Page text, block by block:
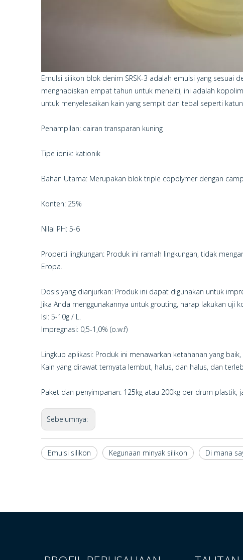
Emulsi silikon blok denim SRSK-3 adalah emulsi yang sesuai
menghabiskan empat tahun untuk meneliti, ini adalah
untuk menyelesaikan kain yang sempit dan tebal seperti
Penampilan: cairan transparan kuning
Tipe ionik: kationik
Bahan Utama: Merupakan blok triple copolymer dengan
Konten: 25%
Nilai PH: 5-6
Properti lingkungan: Produk ini ramah lingkungan, tidak
Eropa.
Dosis yang dianjurkan: Produk ini dapat digunakan untuk
Jika Anda menggunakannya untuk grouting, harap lakukan
Isi: 5-10g / L.
Impregnasi: 0,5-1,0% (o.w.f)
Lingkup aplikasi: Produk ini menawarkan ketahanan yang
Kain yang dirawat ternyata lembut, halus, dan halus, dan
Paket dan penyimpanan: 125kg atau 200kg per drum plastik,
Sebelumnya:
Emulsi silikon Kegunaan minyak silikon Di mana